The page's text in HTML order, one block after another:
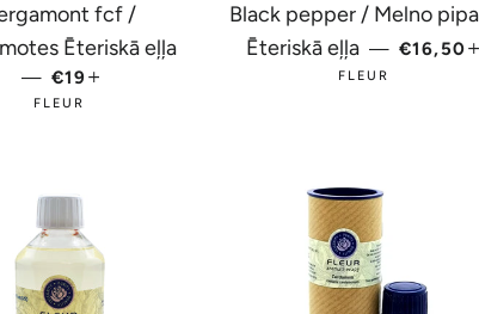
fcf /
Ēteriskā eļļa
— PARASTĀ CENA
€19
FLEUR
Black pepper / Melno
Ēteriskā eļļa — €16,50
FLEUR